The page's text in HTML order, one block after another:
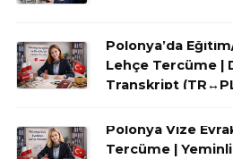
Polonya’da
Lehçe Tercüme |
Transkript
Polonya Vize
Tercüme |